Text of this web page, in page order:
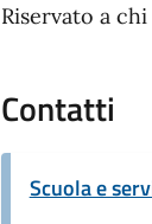
Riservato a
Contatti
Scuola e